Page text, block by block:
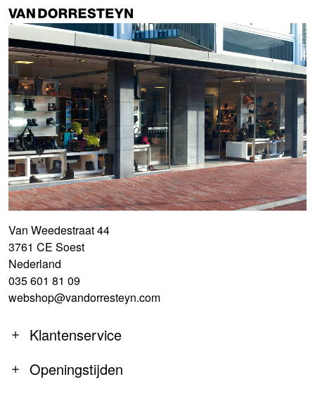
Van Weedestraat 44
3761 CE Soest
Nederland
035 601 81 09
webshop@vandorresteyn.com
Klantenservice
Openingstijden